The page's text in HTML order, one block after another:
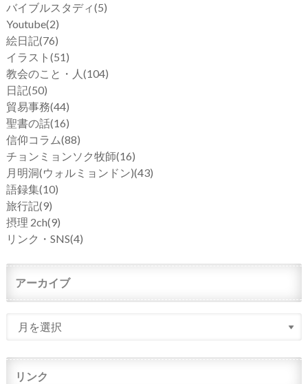
バイブルスタディ(5)
Youtube(2)
絵日記(76)
イラスト (51)
教会のこと・人 (104)
日記(50)
貿易事務(44)
聖書の話(16)
信仰コラム(88)
チョンミョンソク牧師(16)
月明洞(ウォルミョンドン)(43)
語録集(10)
旅行記(9)
摂理 2ch(9)
リンク・SNS(4)
アーカイブ
リンク